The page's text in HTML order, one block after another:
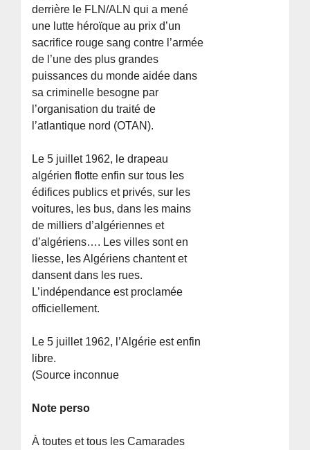
derrière le FLN/ALN qui a mené
une lutte héroïque au prix d’un
sacrifice rouge sang contre l’armée
de l’une des plus grandes
puissances du monde aidée dans
sa criminelle besogne par
l’organisation du traité de
l’atlantique nord (OTAN).
Le 5 juillet 1962, le drapeau
algérien flotte enfin sur tous les
édifices publics et privés, sur les
voitures, les bus, dans les mains
de milliers d’algériennes et
d’algériens…. Les villes sont en
liesse, les Algériens chantent et
dansent dans les rues.
L’indépendance est proclamée
officiellement.
Le 5 juillet 1962, l’Algérie est enfin
libre.
(Source inconnue
Note perso
À toutes et tous les Camarades